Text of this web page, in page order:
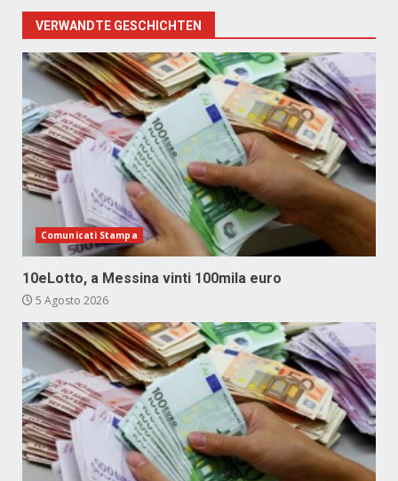
VERWANDTE GESCHICHTEN
Comunicati Stampa
10eLotto, a Messina vinti 100mila euro
5 Agosto 2026